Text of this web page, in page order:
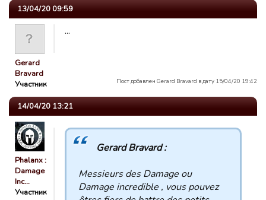
13/04/20 09:59
Gerard
Bravard
Участник
...
Пост добавлен Gerard Bravard в дату 15/04/20 19:42
14/04/20 13:21
Phalanx :
Damage
Inc…
Участник
Gerard Bravard :
Messieurs des Damage ou
Damage incredible , vous pouvez